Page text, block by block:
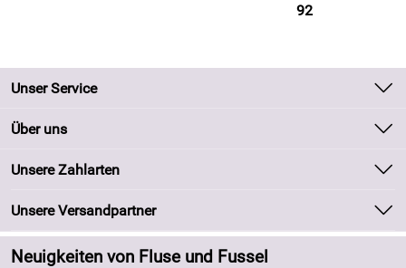
92
Unser Service
Kontakt
Kundeninformationen
Newsletter
Zahlung und Versand
Über uns
Unsere Bestseller
Neu
Angebote
Unsere Zahlarten
Unsere Versandpartner
Neuigkeiten von Fluse und Fussel